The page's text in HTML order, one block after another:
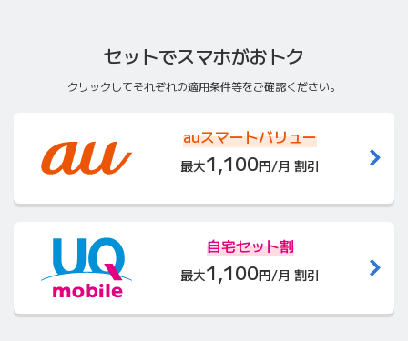
セットでスマホがおトク
クリックしてそれぞれの適用条件等をご確認ください。
auスマートバリュー
最大1,100円/月 割引
自宅セット割
最大1,100円/月 割引